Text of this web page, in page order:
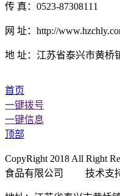
传 真：0523-87308111
网 址：http://
地 址：江苏省泰兴市黄桥
首页
一键拨号
一键信息
顶部
CopyRight 2018 All Right
食品有限公司 技术支